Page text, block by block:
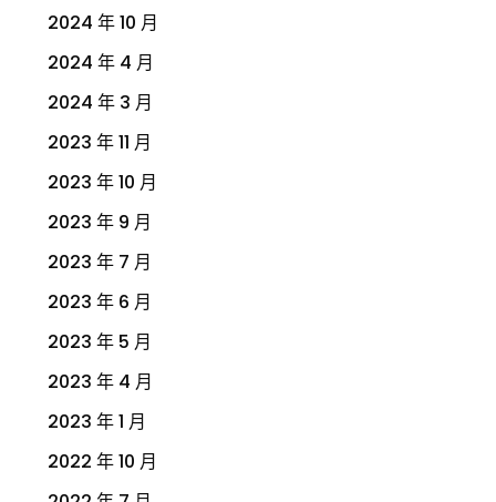
2024 年 10 月
2024 年 4 月
2024 年 3 月
2023 年 11 月
2023 年 10 月
2023 年 9 月
2023 年 7 月
2023 年 6 月
2023 年 5 月
2023 年 4 月
2023 年 1 月
2022 年 10 月